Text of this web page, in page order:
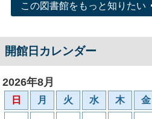
この図書館をもっと知りたい
開館日カレンダー
2026年8月
日 月 火 水 木 金